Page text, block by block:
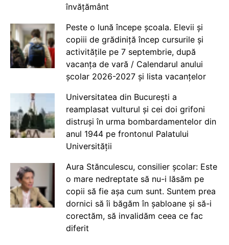
învățământ
Peste o lună începe școala. Elevii și
copiii de grădiniță încep cursurile și
activitățile pe 7 septembrie, după
vacanța de vară / Calendarul anului
școlar 2026-2027 și lista vacanțelor
Universitatea din București a
reamplasat vulturul și cei doi grifoni
distruși în urma bombardamentelor din
anul 1944 pe frontonul Palatului
Universității
Aura Stănculescu, consilier școlar: Este
o mare nedreptate să nu-i lăsăm pe
copii să fie așa cum sunt. Suntem prea
dornici să îi băgăm în șabloane și să-i
corectăm, să invalidăm ceea ce fac
diferit